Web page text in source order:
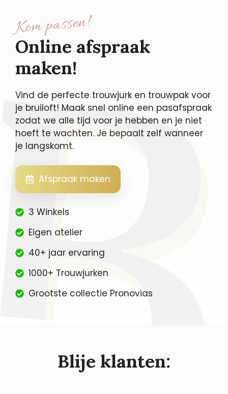
Kom passen!
Online afspraak
maken!
Vind de perfecte trouwjurk en trouwpak voor
je bruiloft! Maak snel online een pasafspraak
zodat we alle tijd voor je hebben en je niet
hoeft te wachten. Je bepaalt zelf wanneer
je langskomt.
Afspraak maken
3 Winkels
Eigen atelier
40+ jaar ervaring
1000+ Trouwjurken
Grootste collectie Pronovias
Blije klanten: